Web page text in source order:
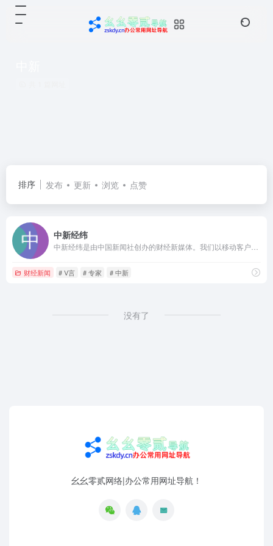
排序 发布 更新 浏览 点赞
中新经纬
财经新闻 # V言 # 专家 # 中新
没有了
幺幺零贰网络|办公常用网址导航！